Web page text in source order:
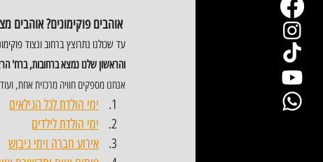
אוהבים פוקימונים? אוהבים
עד שכולנו נתרוצץ ברחוב ונצוד
והראשון שלנו נמצא ברחובות, ברח' הרצל
אנחנו מספקים חוויה מרכזית אחת,
ימי הולדת לכל הגילאים
ימי הולדת לילדים
אירוע חברה וימי גיבוש